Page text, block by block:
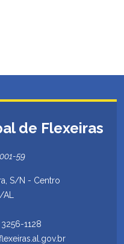
de Flexeiras
59
S/N - Centro
1128